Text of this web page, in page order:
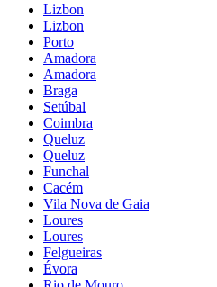
Lizbon
Lizbon
Porto
Amadora
Amadora
Braga
Setúbal
Coimbra
Queluz
Queluz
Funchal
Cacém
Vila Nova de Gaia
Loures
Loures
Felgueiras
Évora